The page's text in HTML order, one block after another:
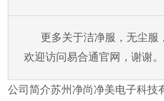
更多关于洁净服，无尘服
欢迎访问易合通官网，谢谢。
公司简介苏州净尚净美电子科技